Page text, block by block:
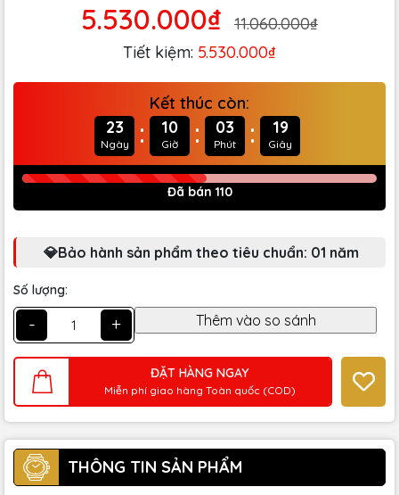
5.530.000₫
11.060.000₫
Tiết kiệm: 5.530.000₫
Kết thúc còn:
23
Ngày : 10
Giờ : 03
Phút : 18
Giây
Đã bán 110
💎Bảo hành sản phẩm theo tiêu chuẩn: 01 năm
Số lượng:
- +
ĐẶT HÀNG NGAY
Miễn phí giao hàng Toàn quốc (COD)
THÔNG TIN SẢN PHẨM